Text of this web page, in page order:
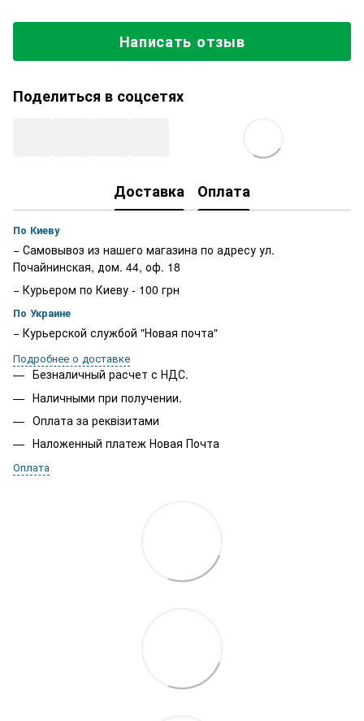
Написать отзыв
Поделиться в соцсетях
Доставка Оплата
По Киеву
− Самовывоз из нашего магазина по адресу ул.
Почайнинская, дом. 44, оф. 18
− Курьером по Киеву - 100 грн
По Украине
− Курьерской службой "Новая почта"
Подробнее о доставке
Безналичный расчет с НДС.
Наличными при получении.
Оплата за реквізитами
Наложенный платеж Новая Почта
Оплата